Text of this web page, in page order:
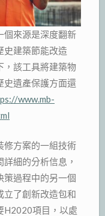
個來源是深度翻新
史建築節能改造
，該工具將建築物
史遺產保護方面還
www.mb-
修方案的一組技術
細的分析信息，
策過程中的另一個
立了創新改造包和
H2020項目，以處